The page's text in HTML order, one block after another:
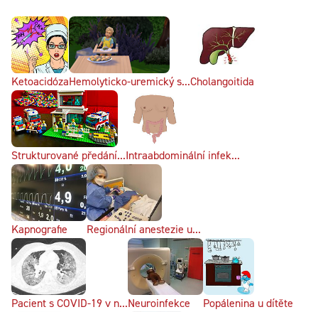
KetoacidózaHemolyticko-uremický s...Cholangoitida
Strukturované předání...Intraabdominální infek...
Kapnografie Regionální anestezie u...
Pacient s COVID-19 v n...Neuroinfekce Popálenina u dítěte